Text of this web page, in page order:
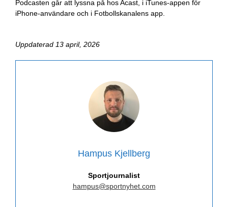
Podcasten går att lyssna på hos Acast, i iTunes-appen för
iPhone-användare och i Fotbollskanalens app.
Uppdaterad 13 april, 2026
Hampus Kjellberg
Sportjournalist
hampus@sportnyhet.com